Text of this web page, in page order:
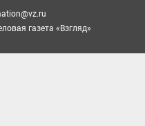
газета «Взгляд»